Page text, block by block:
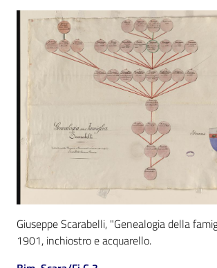
Giuseppe Scarabelli, "Genealogia della
1901, inchiostro e acquarello.